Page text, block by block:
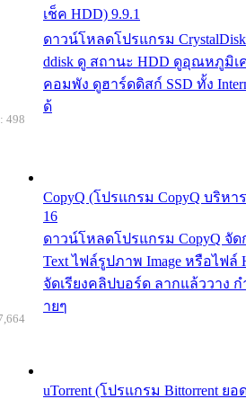
เช็ค HDD) 9.9.1
ดาวน์โหลดโปรแกรม
ddisk ดู สถานะ HDD ดูอุณหภูมิเ
คอมพัง ดูฮาร์ดดิสก์ SSD ทั้ง
ด้
CopyQ (โปรแกรม CopyQ บริห
16
ดาวน์โหลดโปรแกรม CopyQ จั
Text ไฟล์รูปภาพ Image หรือไฟ
จัดเรียงคลิปบอร์ด ลากแล้ววาง
ายๆ
498
uTorrent (โปรแกรม Bittorrent ย